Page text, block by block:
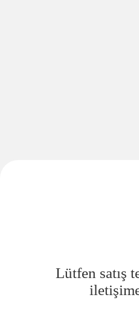
Lütfen satış